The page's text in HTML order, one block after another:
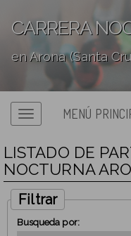
CARRERA
en Arona (Santa
MENÚ
LISTADO DE
NOCTURNA
Filtrar
Busqueda por: